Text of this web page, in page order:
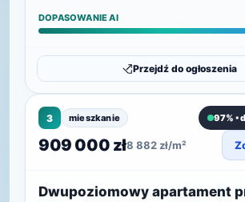
DOPASOWANIE AI
Przejdź do ogłoszenia
3 mieszkanie 97% •
909 000 zł8 882 zł/m²
Dwupoziomowy apartament